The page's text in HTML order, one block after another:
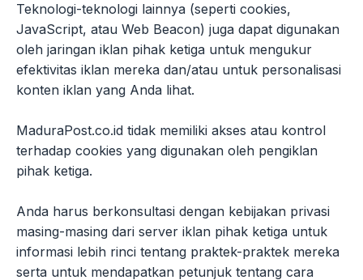
Teknologi-teknologi lainnya (seperti cookies,
JavaScript, atau Web Beacon) juga dapat digunakan
oleh jaringan iklan pihak ketiga untuk mengukur
efektivitas iklan mereka dan/atau untuk personalisasi
konten iklan yang Anda lihat.
MaduraPost.co.id tidak memiliki akses atau kontrol
terhadap cookies yang digunakan oleh pengiklan
pihak ketiga.
Anda harus berkonsultasi dengan kebijakan privasi
masing-masing dari server iklan pihak ketiga untuk
informasi lebih rinci tentang praktek-praktek mereka
serta untuk mendapatkan petunjuk tentang cara